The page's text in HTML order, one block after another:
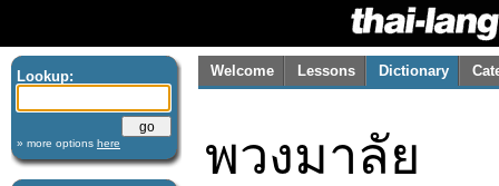
Lookup:
» more options here
Welcome Lessons Dictionary
พวงมาลัย